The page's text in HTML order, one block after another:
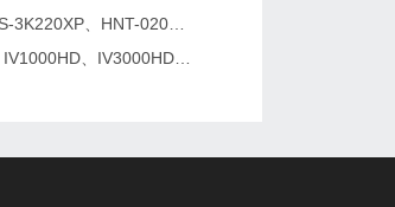
甘肃省、湖南省、江西省GES-3K220XP、HNT-020A、N303AD逆变器更换及维修
北京，新疆，江西N303AD、IV1000HD、IV3000HD-2逆变器更换及维修